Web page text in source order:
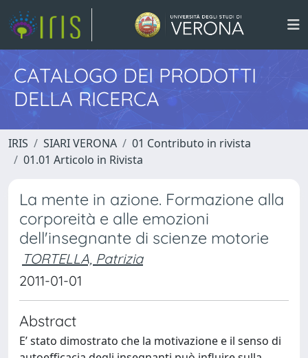
CATALOGO DEI PRODOTTI
DELLA RICERCA
IRIS SIARI VERONA
01 Contributo in rivista
01.01 Articolo in Rivista
La mente in azione. Formazione alla
corporeità e alle emozioni
dell'insegnante di scienze motorie
TORTELLA, Patrizia
2011-01-01
Abstract
E’ stato dimostrato che la motivazione e il senso di